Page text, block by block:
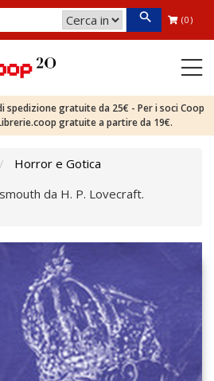
(0)
spedizione gratuite da 25€ - Per i soci Coop
gratuite a partire da 19€.
Horror e Gotica
da H. P. Lovecraft.